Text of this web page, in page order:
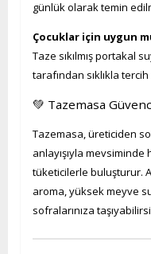
günlük olarak temin
Çocuklar için uygun
Taze sıkılmış portakal
tarafından sıklıkla
💚 Tazemasa
Tazemasa, üreticiden
anlayışıyla
tüketicilerle buluşturur.
aroma, yüksek meyve
sofralarınıza